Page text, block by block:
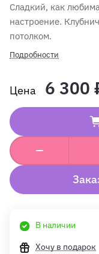
Сладкий, как
настроение.
потолком.
Подробности
6 300
В наличии
Хочу в подарок